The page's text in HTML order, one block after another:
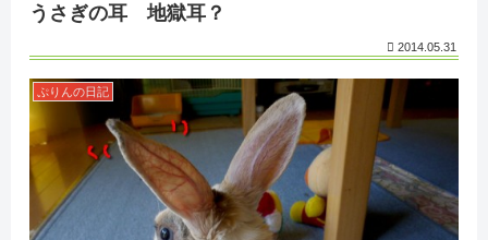
うさぎの耳 地獄耳？
2014.05.31
ぷりんの日記